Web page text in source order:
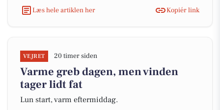
Læs hele artiklen her
Kopiér link
VEJRET 20 timer siden
Varme greb dagen, men vinden
tager lidt fat
Lun start, varm eftermiddag.